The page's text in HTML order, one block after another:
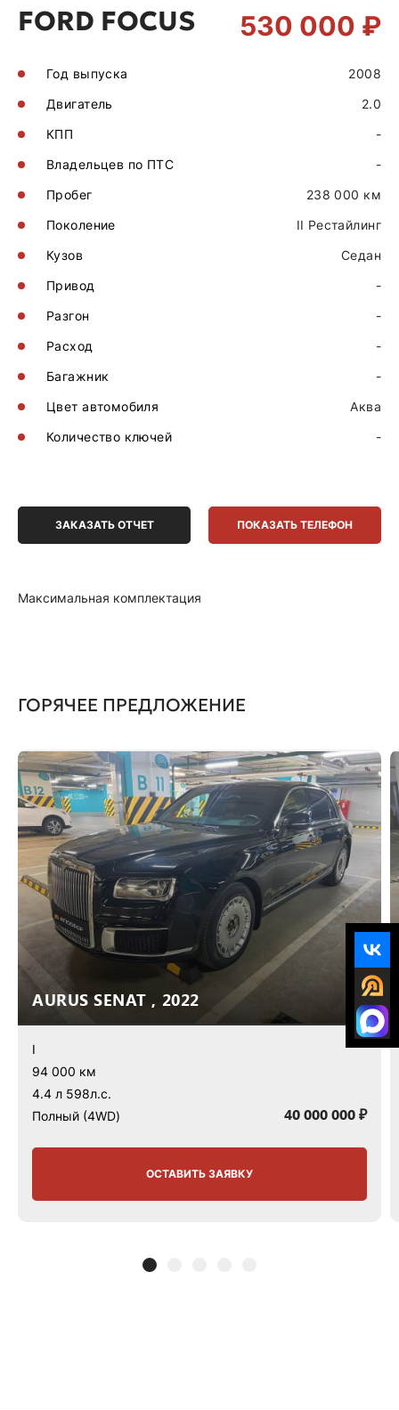
FORD FOCUS 530 000 ₽
Год выпуска
2008
Двигатель
2.0
КПП
-
Владельцев по ПТС
-
Пробег
238 000 км
Поколение
II Рестайлинг
Кузов
Седан
Привод
-
Разгон
-
Расход
-
Багажник
-
Цвет автомобиля
Аква
Количество ключей
-
ЗАКАЗАТЬ ОТЧЕТ ПОКАЗАТЬ ТЕЛЕФОН
Максимальная комплектация
ГОРЯЧЕЕ ПРЕДЛОЖЕНИЕ
AURUS SENAT , 2022
I
94 000 км
4.4 л 598л.с.
Полный (4WD)
40 000 000 ₽
ОСТАВИТЬ ЗАЯВКУ